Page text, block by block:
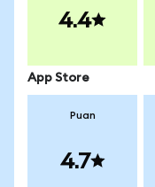
4.4
App Store
Puan
4.7